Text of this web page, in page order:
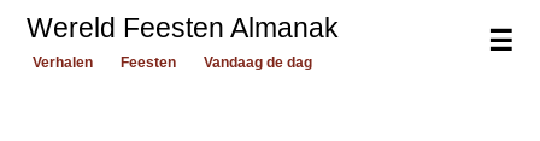
☰
Wereld Feesten Almanak
Verhalen Feesten Vandaag de dag